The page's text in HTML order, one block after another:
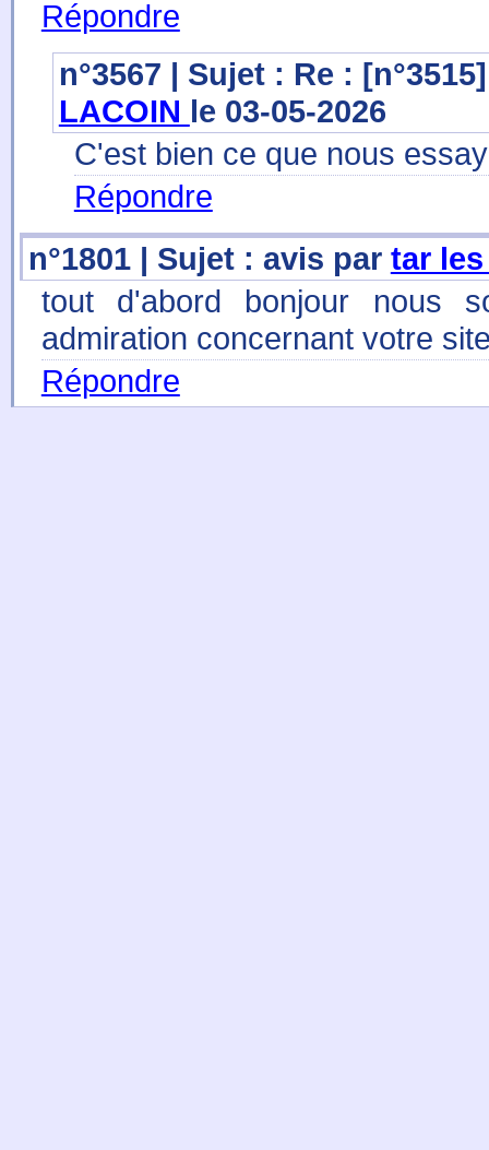
Répondre
n°3567 | Sujet : Re :
LACOIN le 03-05-2026
C'est bien ce que nous
Répondre
n°1801 | Sujet : avis par tar
tout d'abord bonjour nous
admiration concernant votre
Répondre